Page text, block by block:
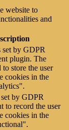
website to
and
by GDPR
plugin. The
to store the user
cookies in the
by GDPR
to record the user
cookies in the